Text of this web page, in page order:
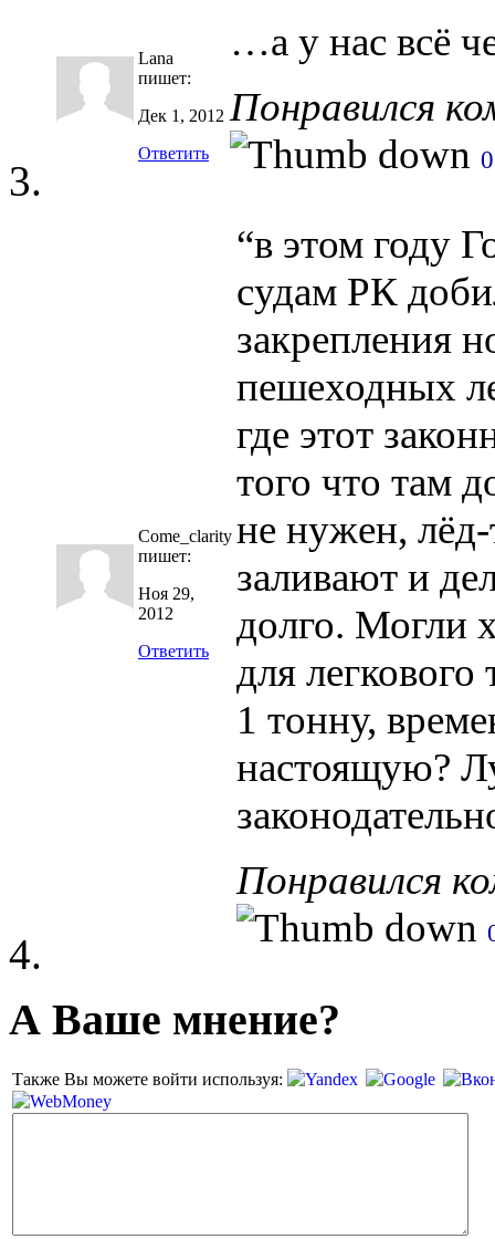
Lana
пишет:
Дек 1, 2012
Ответить
…а у нас всё
Понравился
0
Come_clarity
пишет:
Ноя 29,
2012
Ответить
“в этом году
судам РК
закрепления
пешеходных
где этот
того что там
не нужен,
заливают и
долго. Могли
для
1 тонну,
настоящую?
Понравился
А Ваше мнение?
Также Вы можете войти используя: